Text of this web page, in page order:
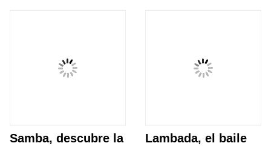
Samba, descubre la
Lambada, el baile